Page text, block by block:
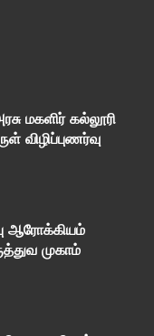
மகளிர் கல்லூரி
விழிப்புணர்வு
ஆரோக்கியம்
முகாம்